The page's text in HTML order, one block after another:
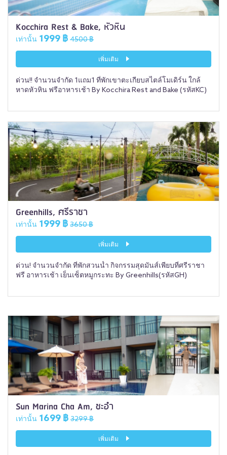
Kocchira Rest & Bake, หัวหิน
เท่านั้น 1999 ฿ 4500 ฿
เพิ่มเติม
ด่วน!! จำนวนจำกัด 1แถม1 ที่พักเขาตะเกียบสไตล์โมเดิร์น ใกล้
หาดหัวหิน ฟรีอาหารเช้า By Kocchira Rest and Bake (รหัสKC)
Greenhills, ศรีราชา
เท่านั้น 1999 ฿ 3650 ฿
เพิ่มเติม
ด่วน! จำนวนจำกัด ที่พักสวนน้ำ กิจกรรมสุดมันส์เพียบที่ศรีราชา
ฟรี อาหารเช้า เย็นเซ็ตหมูกระทะ By Greenhills(รหัสGH)
Sun Marina Cha Am, ชะอำ
เท่านั้น 1699 ฿ 3299 ฿
เพิ่มเติม